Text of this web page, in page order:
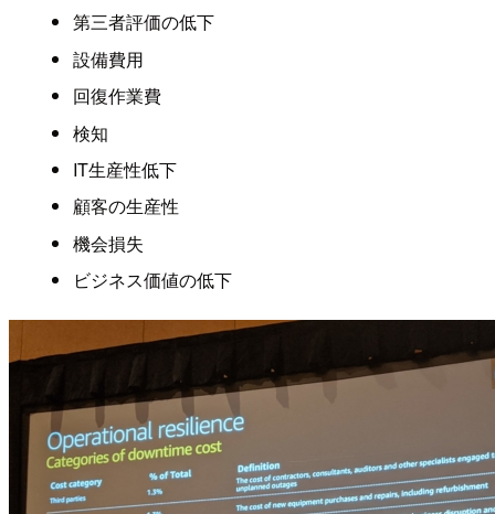
第三者評価の低下
設備費用
回復作業費
検知
IT生産性低下
顧客の生産性
機会損失
ビジネス価値の低下